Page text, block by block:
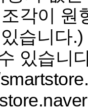
각이 원
습니다
있습니